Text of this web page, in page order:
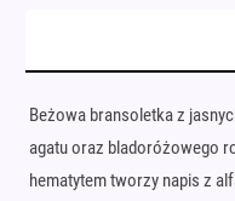
Beżowa bransoletka z
agatu oraz bladoróżowego
hematytem tworzy napis z